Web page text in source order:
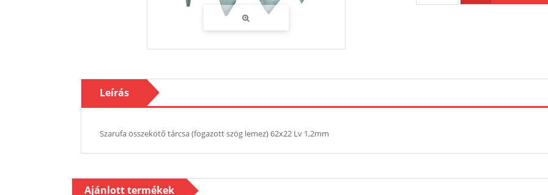
Leírás
Szarufa összekötő tárcsa (fogazott szög lemez) 62x22 Lv 1,2mm
Ajánlott termékek